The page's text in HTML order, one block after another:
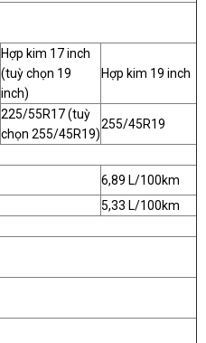
Hợp kim 17 inch
(tuỳ chọn 19
inch)
Hợp kim 19 inch
225/55R17 (tuỳ
chọn 255/45R19)
255/45R19
6,89 L/100km
5,33 L/100km